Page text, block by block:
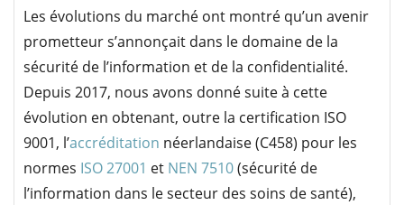
Les évolutions du marché ont montré qu’un avenir
prometteur s’annonçait dans le domaine de la
sécurité de l’information et de la confidentialité.
Depuis 2017, nous avons donné suite à cette
évolution en obtenant, outre la certification ISO
9001, l’accréditation néerlandaise (C458) pour les
normes ISO 27001 et NEN 7510(sécurité de
l’information dans le secteur des soins de santé),